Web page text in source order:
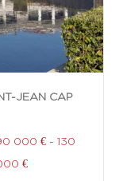
JEAN CAP
000 € - 130
€